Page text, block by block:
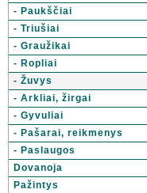
- Paukščiai
- Triušiai
- Graužikai
- Ropliai
- Žuvys
- Arkliai, žirgai
- Gyvuliai
- Pašarai, reikmenys
- Paslaugos
Dovanoja
Pažintys